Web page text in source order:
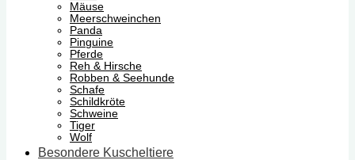
Mäuse
Meerschweinchen
Panda
Pinguine
Pferde
Reh & Hirsche
Robben & Seehunde
Schafe
Schildkröte
Schweine
Tiger
Wolf
Besondere Kuscheltiere